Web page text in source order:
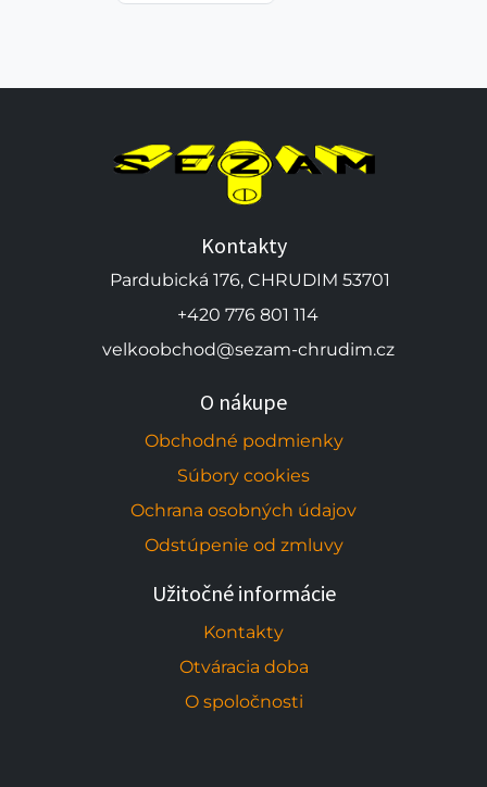
Kontakty
Pardubická 176, CHRUDIM 53701
+420 776 801 114
velkoobchod@sezam-chrudim.cz
O nákupe
Obchodné podmienky
Súbory cookies
Ochrana osobných údajov
Odstúpenie od zmluvy
Užitočné informácie
Kontakty
Otváracia doba
O spoločnosti